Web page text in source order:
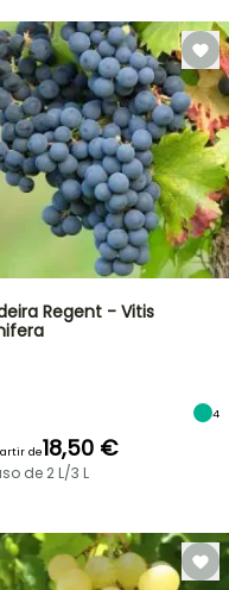
Regent - Vitis
4
de18,50 €
de 2 L/3 L